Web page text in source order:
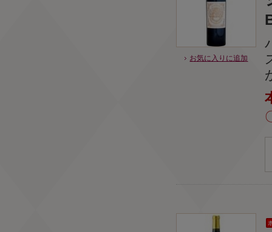
お気に入りに追加